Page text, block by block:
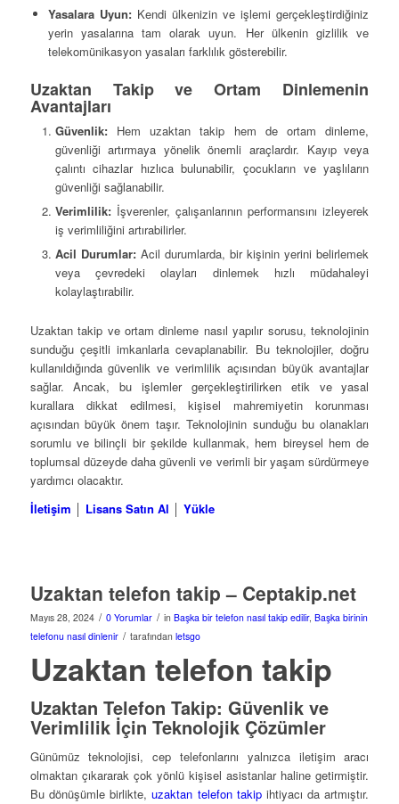
Yasalara Uyun:Kendi ülkenizin ve işlemi gerçekleştirdiğiniz
yerin yasalarına tam olarak uyun. Her ülkenin gizlilik ve
telekomünikasyon yasaları farklılık gösterebilir.
Uzaktan Takip ve Ortam Dinlemenin
Avantajları
Güvenlik:Hem uzaktan takip hem de ortam dinleme,
güvenliği artırmaya yönelik önemli araçlardır. Kayıp veya
çalıntı cihazlar hızlıca bulunabilir, çocukların ve yaşlıların
güvenliği sağlanabilir.
Verimlilik:İşverenler, çalışanlarının performansını izleyerek
iş verimliliğini artırabilirler.
Acil Durumlar:Acil durumlarda, bir kişinin yerini belirlemek
veya çevredeki olayları dinlemek hızlı müdahaleyi
kolaylaştırabilir.
Uzaktan takip ve ortam dinleme nasıl yapılır sorusu, teknolojinin
sunduğu çeşitli imkanlarla cevaplanabilir. Bu teknolojiler, doğru
kullanıldığında güvenlik ve verimlilik açısından büyük avantajlar
sağlar. Ancak, bu işlemler gerçekleştirilirken etik ve yasal
kurallara dikkat edilmesi, kişisel mahremiyetin korunması
açısından büyük önem taşır. Teknolojinin sunduğu bu olanakları
sorumlu ve bilinçli bir şekilde kullanmak, hem bireysel hem de
toplumsal düzeyde daha güvenli ve verimli bir yaşam sürdürmeye
yardımcı olacaktır.
İletişim
Lisans Satın Al Yükle
Uzaktan telefon takip – Ceptakip.net
Mayıs 28, 2024 / 0 Yorumlar / in Başka bir telefon nasıl takip edilir, Başka birinin
telefonu nasıl dinlenir / tarafından letsgo
Uzaktan telefon takip
Uzaktan Telefon Takip: Güvenlik ve
Verimlilik İçin Teknolojik Çözümler
Günümüz teknolojisi, cep telefonlarını yalnızca iletişim aracı
olmaktan çıkararak çok yönlü kişisel asistanlar haline getirmiştir.
Bu dönüşümle birlikte,uzaktan telefon takipihtiyacı da artmıştır.